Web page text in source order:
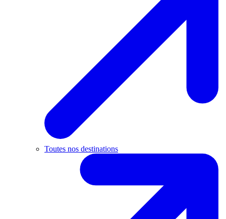
Toutes nos destinations